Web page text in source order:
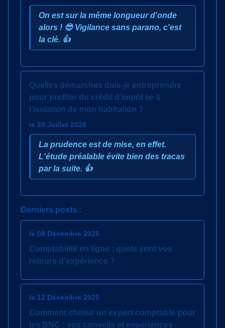
On est sur la même longueur d'onde
alors ! 😎 Vigilance sans parano, c'est
la clé. 👍
Quelles démarches dois-je entreprendre
pour profiter du crédit d'impôt lié à
l'isolation de mon habitation ?
le 20 Juillet 2026
La prudence est de mise, en effet.
L'étude préalable évite bien des tracas
par la suite. 👍
Derniers posts :
le 08 Décembre 2025
Comptabilité en ligne : quels sont vos
retours d’expérience ?
le 12 Décembre 2025
Comment choisir un expert-comptable pour
les BNC : vos conseils et expériences